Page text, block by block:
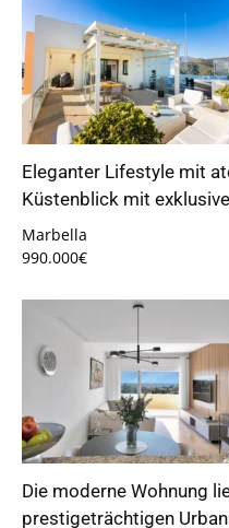
Eleganter Lifestyle mit
Küstenblick mit
Marbella
990.000€
Die moderne Wohnung
prestigeträchtigen